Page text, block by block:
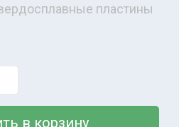
пластины
в корзину